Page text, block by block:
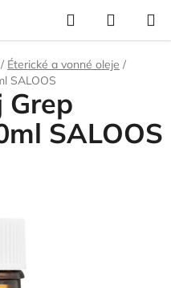
Hledat
KOŠÍK
/ Éterické a vonné oleje /
SALOOS
Grep
SALOOS